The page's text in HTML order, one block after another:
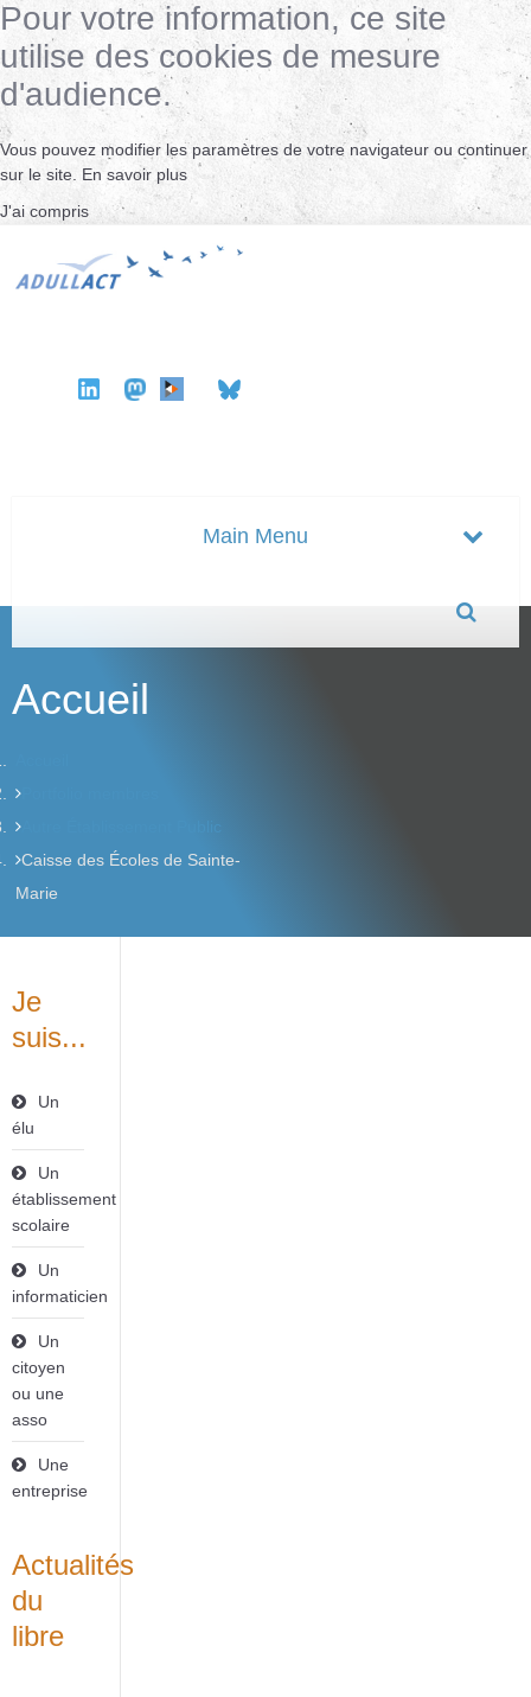
Pour votre information, ce site
utilise des cookies de mesure
d'audience.
Vous pouvez modifier les paramètres de votre navigateur ou continuer
sur le site. En savoir plus
J'ai compris
Accueil
Caisse des Écoles de Sainte-
Marie
Je
suis...
Un
élu
Un
établissement
scolaire
Un
informaticien
Un
citoyen
ou une
asso
Une
entreprise
Actualités
du
libre